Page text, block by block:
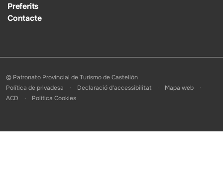
Preferits
Contacte
© Patronato Provincial de Turismo de Castellón
Política de privadesa
Declaració d'accessibilitat
Mapa web
ACD
Política Cookies